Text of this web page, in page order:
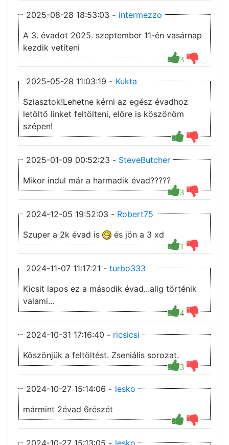
2025-08-28 18:53:03 - intermezzo
3
A 3. évadot 2025. szeptember 11-én vasárnap
kezdik vetíteni
2025-05-28 11:03:19 - Kukta
Sziasztok!Lehetne kérni az egész évadhoz
letöltő linket feltölteni, előre is köszönöm
szépen!
2025-01-09 00:52:23 - SteveButcher
3
Mikor indul már a harmadik évad?????
2024-12-05 19:52:03 - Robert75
1
Szuper a 2k évad is és jön a 3 xd
2024-11-07 11:17:21 - turbo333
4
Kicsit lapos ez a második évad...alig történik
valami...
2024-10-31 17:16:40 - ricsicsi
3
Köszönjük a feltöltést. Zseniális sorozat.
2024-10-27 15:14:06 - lesko
mármint 2évad 6részét
2024-10-27 15:13:05 - lesko